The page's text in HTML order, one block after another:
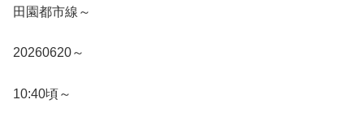
田園都市線～
20260620～
10:40頃～